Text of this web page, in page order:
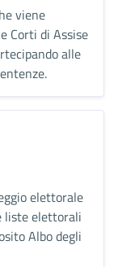
viene
Corti di Assise
alle
elettorale
liste elettorali
Albo degli